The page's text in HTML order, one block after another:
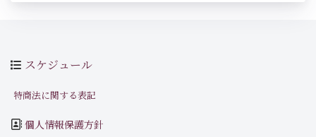
スケジュール
特商法に関する表記
個人情報保護方針